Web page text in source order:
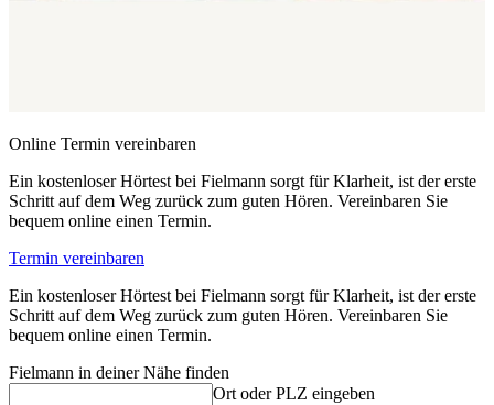
Online Termin vereinbaren
Ein kostenloser Hörtest bei Fielmann sorgt für Klarheit, ist der erste
Schritt auf dem Weg zurück zum guten Hören. Vereinbaren Sie
bequem online einen Termin.
Termin vereinbaren
Ein kostenloser Hörtest bei Fielmann sorgt für Klarheit, ist der erste
Schritt auf dem Weg zurück zum guten Hören. Vereinbaren Sie
bequem online einen Termin.
Fielmann in deiner Nähe finden
Ort oder PLZ eingeben